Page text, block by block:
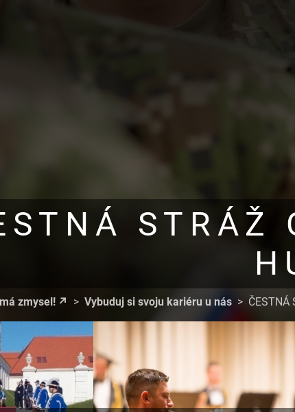
STRÁŽ
zmysel! Vybuduj si svoju kariéru u nás ČESTNÁ